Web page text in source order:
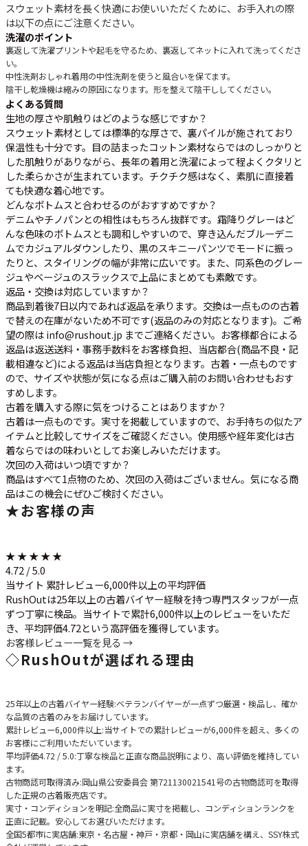
スウェット素材を長く快適にお使いいただくために、お手入れの際
は以下の点にご注意ください。
洗濯のポイント
裏返して洗濯プリントや起毛を守るため、裏返してネットに入れて洗ってくださ
い。
中性洗剤おしゃれ着用の中性洗剤を使うと風合いを保てます。
陰干し乾燥機は縮みの原因になります。形を整えて陰干ししてください。
よくある質問
生地の厚さや肌触りはどのような感じですか？
スウェット素材としては標準的な厚さで、裏パイルが施されており
保温性も十分です。目の詰まったコットン素材ならではのしっかりと
した肌触りがありながら、長年の着用と洗濯によって程よくクタリと
した柔らかさが生まれています。チクチク感はなく、素肌に直接着
ても快適な着心地です。
どんなボトムスと合わせるのがおすすめですか？
デニムやチノパンとの相性はもちろん抜群です。霜降りグレーはど
んな色味のボトムスとも調和しやすいので、穿き込んだブルーデニ
ムでカジュアルダウンしたり、黒のスキニーパンツでモードに振っ
たりと、スタイリングの幅が非常に広いです。また、同系色のグレー
ジュやベージュのスラックスで上品にまとめても素敵です。
返品・交換は対応していますか？
商品到着後7日以内であれば返品を承ります。交換は一点ものの古着
で替えの在庫がないため不可です(返品のみの対応となります)。ご希
望の際は info@rushout.jp までご連絡ください。お客様都合による
返品は返送送料・事務手数料をお客様負担、当店都合(商品不良・記
載相違など)による返品は当店負担となります。古着・一点ものです
ので、サイズや状態が気になる点はご購入前のお問い合わせもおす
すめします。
古着を購入する際に気をつけることはありますか？
古着は一点ものです。実寸を掲載していますので、お手持ちの似たア
イテムと比較してサイズをご確認ください。使用感や経年変化は古
着ならではの味わいとしてお楽しみいただけます。
次回の入荷はいつ頃ですか？
商品はすべて1点物のため、次回の入荷はございません。気になる商
品はこの機会にぜひご検討ください。
★お客様の声
★ ★ ★ ★ ★
4.72 / 5.0
当サイト 累計レビュー6,000件以上の平均評価
RushOutは25年以上の古着バイヤー経験を持つ専門スタッフが一点
ずつ丁寧に検品。当サイトで累計6,000件以上のレビューをいただ
き、平均評価4.72という高評価を獲得しています。
お客様レビュー一覧を見る →
◇RushOutが選ばれる理由
25年以上の古着バイヤー経験:ベテランバイヤーが一点ずつ厳選・検品し、確か
な品質の古着のみをお届けしています。
累計レビュー6,000件以上:当サイトでの累計レビューが6,000件を超え、多くの
お客様にご利用いただいています。
平均評価4.72 / 5.0:丁寧な検品と正直な商品説明により、高い評価を維持してい
ます。
古物商認可取得済み:岡山県公安委員会 第721130021541号の古物商認可を取得
した正規の古着販売店です。
実寸・コンディションを明記:全商品に実寸を掲載し、コンディションランクを
正直に記載。安心してお選びいただけます。
全国5都市に実店舗:東京・名古屋・神戸・京都・岡山に実店舗を構え、SSY株式